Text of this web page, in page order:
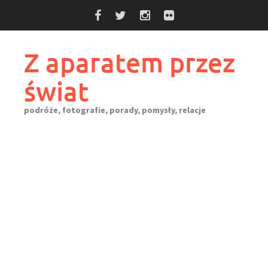
Z aparatem przez
świat
podróże, fotografie, porady, pomysły, relacje